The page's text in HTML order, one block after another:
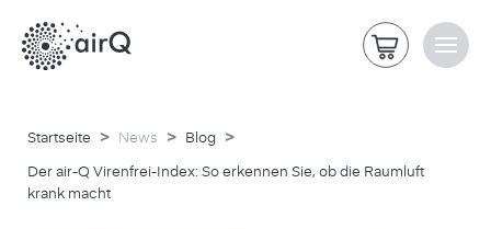
Startseite > News > Blog >
Der air-Q Virenfrei-Index: So erkennen Sie, ob die Raumluft
krank macht